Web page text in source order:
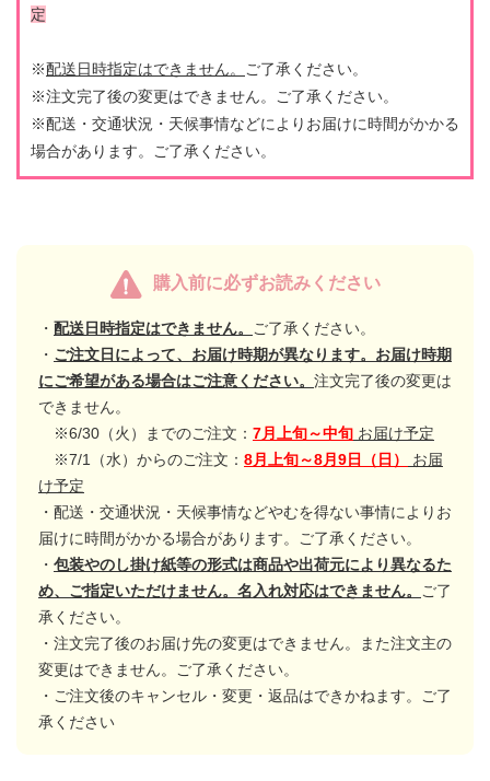
定
※配送日時指定はできません。
ご了承ください。
※注文完了後の変更はできません。ご了承ください。
※配送・交通状況・天候事情などによりお届けに時間がかかる
場合があります。ご了承ください。
購入前に必ずお読みください
・ 配送日時指定はできません。
ご了承ください。
・ ご注文日によって、お届け時期が異なります。お届け時期
にご希望がある場合はご注意ください。 注文完了後の変更は
できません。
※6/30（火）までのご注文： 7月上旬～中旬 お届け予定
※7/1（水）からのご注文： 8月上旬～8月9日（日）
お届
け予定
・配送・交通状況・天候事情などやむを得ない事情によりお
届けに時間がかかる場合があります。ご了承ください。
・ 包装やのし掛け紙等の形式は商品や出荷元により異なるた
め、ご指定いただけません。名入れ対応はできません。
ご了
承ください。
・注文完了後のお届け先の変更はできません。また注文主の
変更はできません。ご了承ください。
・ご注文後のキャンセル・変更・返品はできかねます。ご了
承ください